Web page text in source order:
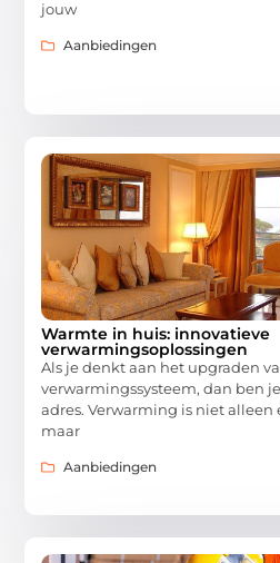
jouw
Aanbiedingen
Warmte in huis: innovatieve
verwarmingsoplossingen
Als je denkt aan het upgraden
verwarmingssysteem, dan ben
adres. Verwarming is niet alleen
maar
Aanbiedingen